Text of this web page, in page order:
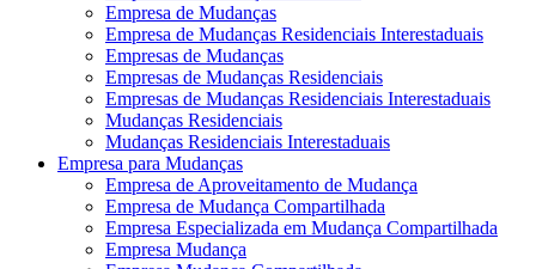
Empresa de Mudanças
Empresa de Mudanças Residenciais Interestaduais
Empresas de Mudanças
Empresas de Mudanças Residenciais
Empresas de Mudanças Residenciais Interestaduais
Mudanças Residenciais
Mudanças Residenciais Interestaduais
Empresa para Mudanças
Empresa de Aproveitamento de Mudança
Empresa de Mudança Compartilhada
Empresa Especializada em Mudança Compartilhada
Empresa Mudança